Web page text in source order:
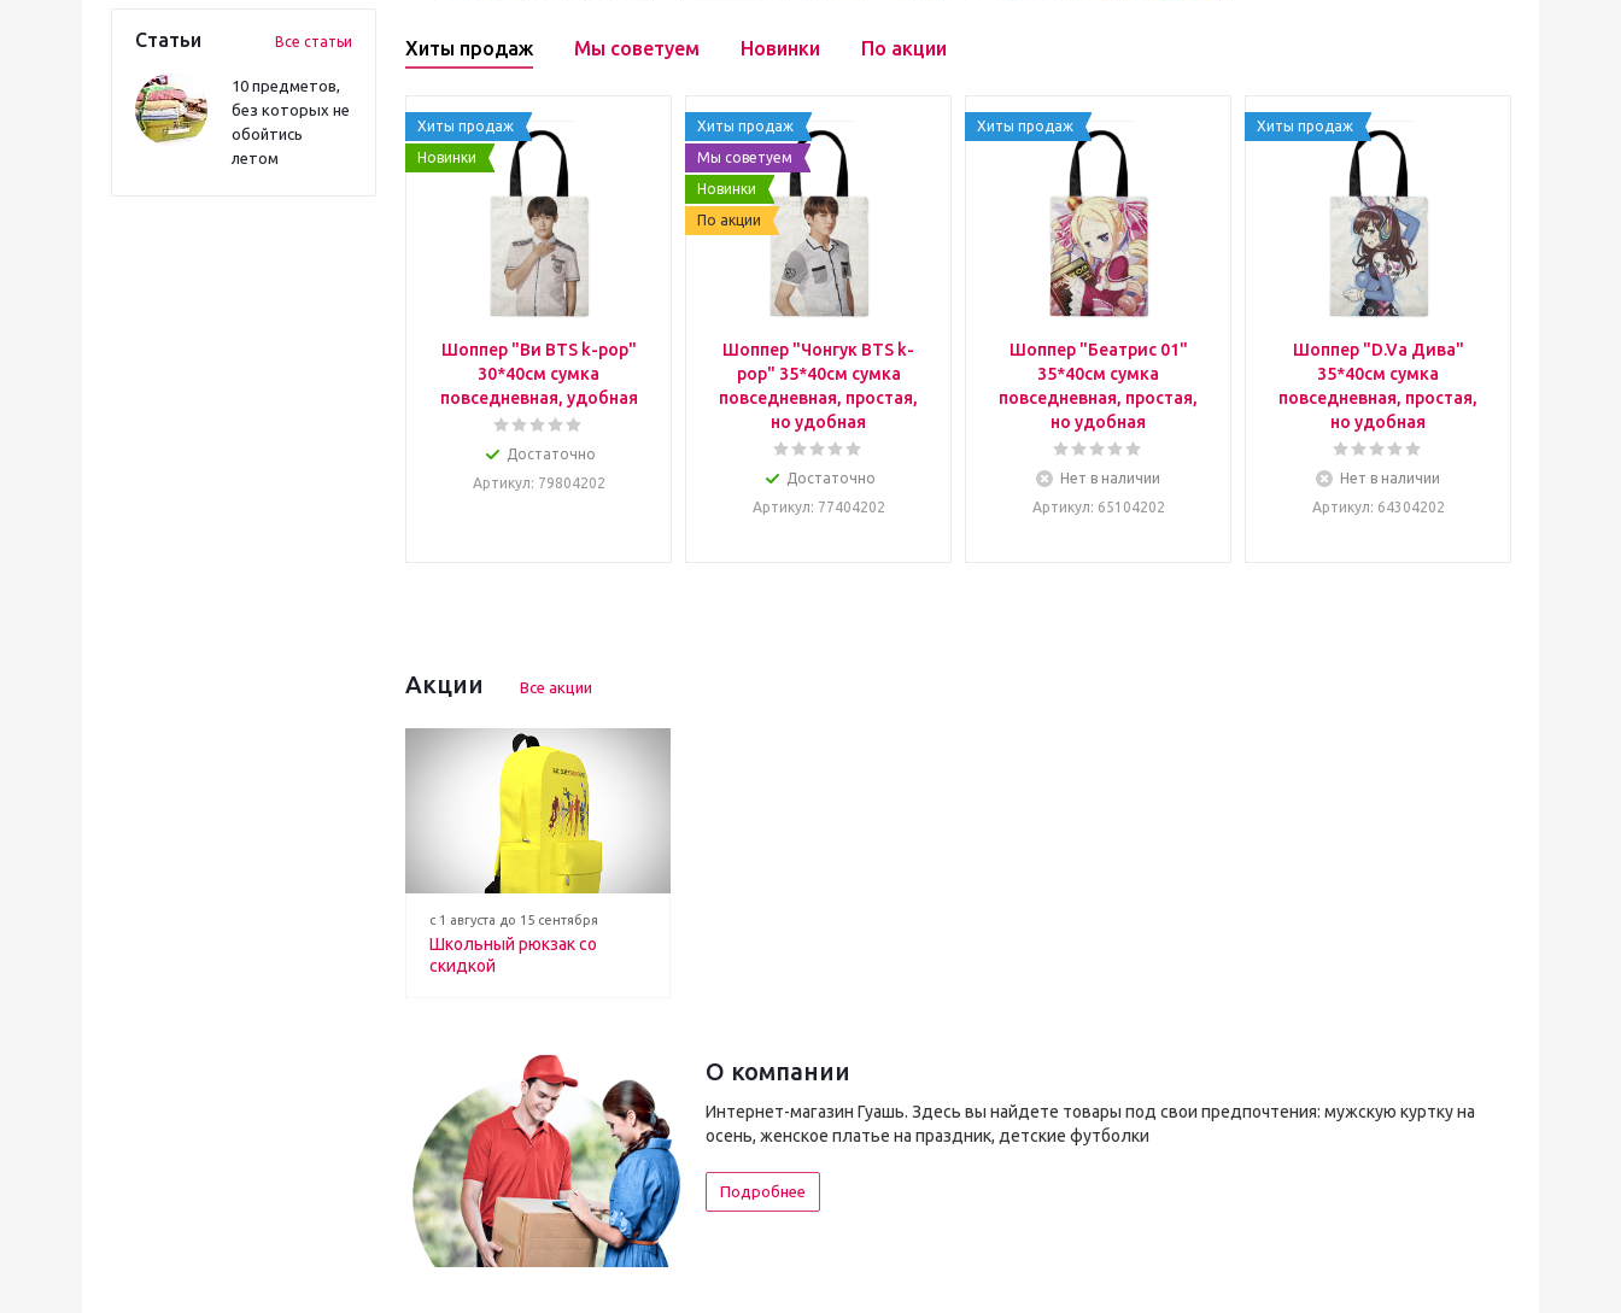
Статьи Все статьи
10 предметов,
без которых не
обойтись
летом
Хиты продаж Мы советуем Новинки По акции
Хиты продаж
Новинки
Шоппер "Ви BTS k-pop"
30*40см сумка
повседневная, удобная
Достаточно
Артикул: 79804202
Хиты продаж
Мы советуем
Новинки
По акции
Шоппер "Чонгук BTS k-
pop" 35*40см сумка
повседневная, простая,
но удобная
Достаточно
Артикул: 77404202
Хиты продаж
Шоппер "Беатрис 01"
35*40см сумка
повседневная, простая,
но удобная
Нет в наличии
Артикул: 65104202
Хиты продаж
Шоппер "D.Va Дива"
35*40см сумка
повседневная, простая,
но удобная
Нет в наличии
Артикул: 64304202
Акции Все акции
с 1 августа до 15 сентября
Школьный рюкзак со
скидкой
О компании
Интернет-магазин Гуашь. Здесь вы найдете товары под свои предпочтения: мужскую куртку на
осень, женское платье на праздник, детские футболки
Подробнее